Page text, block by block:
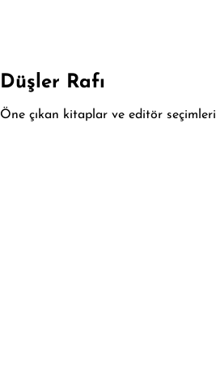
Düşler Rafı
Öne çıkan kitaplar ve editör seçimleri